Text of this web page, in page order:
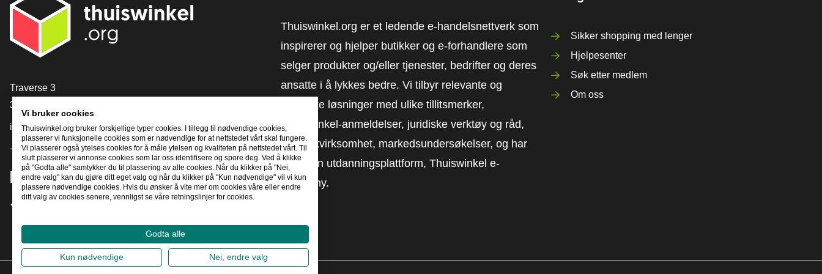
[_General:Contact]
Traverse 3
3905 NL Veenendaal
info@thuiswinkel.org
+31 (0)318 64 85 75
[_General:SocialMediaTitle]
Thuiswinkel.org er et ledende e-handelsnettverk som
inspirerer og hjelper butikker og e-forhandlere som
selger produkter og/eller tjenester, bedrifter og deres
ansatte i å lykkes bedre. Vi tilbyr relevante og
praktiske løsninger med ulike tillitsmerker,
Thuiswinkel-anmeldelser, juridiske verktøy og råd,
advokatvirksomhet, markedsundersøkelser, og har
vår egen utdanningsplattform, Thuiswinkel e-
Academy.
Sikker shopping med lenger
Hjelpesenter
Søk etter medlem
Om oss
Vi bruker cookies
Thuiswinkel.org bruker forskjellige typer cookies. I tillegg til nødvendige cookies,
plasserer vi funksjonelle cookies som er nødvendige for at nettstedet vårt skal fungere.
Vi plasserer også ytelses cookies for å måle ytelsen og kvaliteten på nettstedet vårt. Til
slutt plasserer vi annonse cookies som lar oss identifisere og spore deg. Ved å klikke
på "Godta alle" samtykker du til plassering av alle cookies. Når du klikker på "Nei,
endre valg" kan du gjøre ditt eget valg og når du klikker på "Kun nødvendige" vil vi kun
plassere nødvendige cookies. Hvis du ønsker å vite mer om cookies våre eller endre
ditt valg av cookies senere, vennligst se våre retningslinjer for cookies.
Godta alle
Kun nødvendige Nei, endre valg